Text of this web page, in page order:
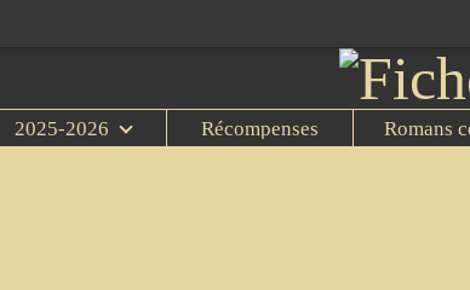
2025-2026 Récompenses Romans